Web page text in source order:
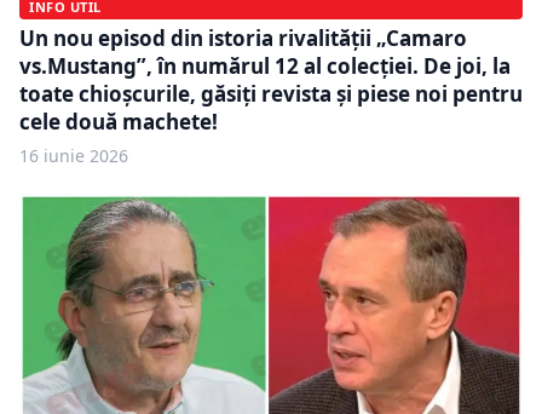
INFO UTIL
Un nou episod din istoria rivalității „Camaro
vs.Mustang”, în numărul 12 al colecției. De joi, la
toate chioșcurile, găsiți revista și piese noi pentru
cele două machete!
16 iunie 2026